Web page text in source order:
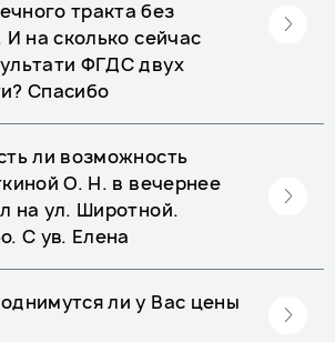
тракта без
И на сколько сейчас
ФГДС двух
Спасибо
ли возможность
О. Н. в вечернее
на ул. Широтной.
С ув. Елена
ли у Вас цены